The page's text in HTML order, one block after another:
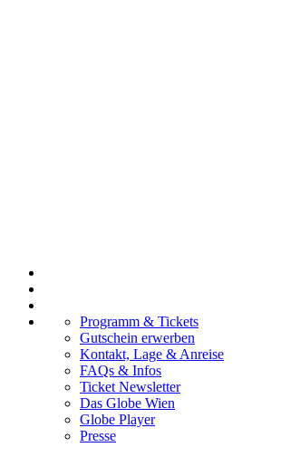
Programm & Tickets
Gutschein erwerben
Kontakt, Lage & Anreise
FAQs & Infos
Ticket Newsletter
Das Globe Wien
Globe Player
Presse